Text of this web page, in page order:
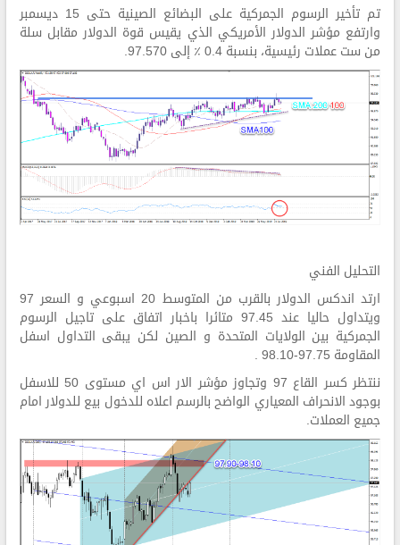
تم تأخير الرسوم الجمركية على البضائع الصينية حتى 15 ديسمبر
وارتفع مؤشر الدولار الأمريكي الذي يقيس قوة الدولار مقابل سلة
من ست عملات رئيسية، بنسبة 0.4 ٪ إلى 97.570.
التحليل الفني
ارتد اندكس الدولار بالقرب من المتوسط 20 اسبوعي و السعر 97
ويتداول حاليا عند 97.45 متائرا باخبار اتفاق على تاجيل الرسوم
الجمركية بين الولايات المتحدة و الصين لكن يبقى التداول اسفل
المقاومة 97.75-98.10 .
ننتظر كسر القاع 97 وتجاوز مؤشر الار اس اي مستوى 50 للاسفل
بوجود الانحراف المعياري الواضح بالرسم اعلاه للدخول بيع للدولار امام
جميع العملات.